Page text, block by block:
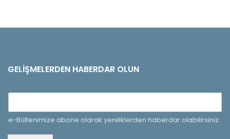
GELIŞMELERDEN HABERDAR OLUN
e-Bültenimize abone olarak yeniliklerden haberdar olabilirsiniz.